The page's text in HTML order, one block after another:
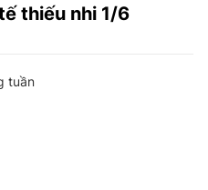
thiếu nhi 1/6